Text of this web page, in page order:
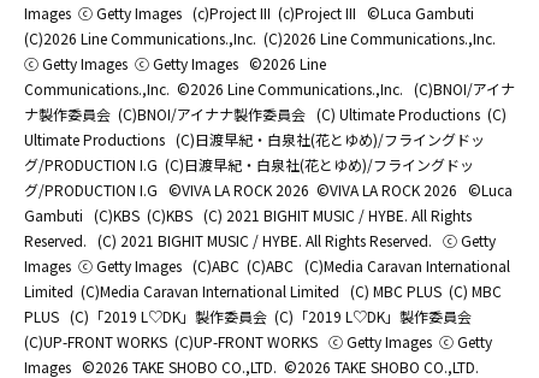
Images ⓒ Getty Images (c)Project III (c)Project III ©Luca Gambuti
(C)2026 Line Communications.,Inc. (C)2026 Line Communications.,Inc.
ⓒ Getty Images ⓒ Getty Images ©2026 Line
Communications.,Inc. ©2026 Line Communications.,Inc. (C)BNOI/アイナ
ナ製作委員会 (C)BNOI/アイナナ製作委員会 (C) Ultimate Productions (C)
Ultimate Productions (C)日渡早紀・白泉社(花とゆめ)/フライングドッ
グ/PRODUCTION I.G (C)日渡早紀・白泉社(花とゆめ)/フライングドッ
グ/PRODUCTION I.G ©️VIVA LA ROCK 2026 ©️VIVA LA ROCK 2026 ©Luca
Gambuti (C)KBS (C)KBS (C) 2021 BIGHIT MUSIC / HYBE. All Rights
Reserved. (C) 2021 BIGHIT MUSIC / HYBE. All Rights Reserved. ⓒ Getty
Images ⓒ Getty Images (C)ABC (C)ABC (C)Media Caravan International
Limited (C)Media Caravan International Limited (C) MBC PLUS (C) MBC
PLUS (C)「2019 L♡DK」製作委員会 (C)「2019 L♡DK」製作委員会
(C)UP-FRONT WORKS (C)UP-FRONT WORKS ⓒ Getty Images ⓒ Getty
Images ©2026 TAKE SHOBO CO.,LTD. ©2026 TAKE SHOBO CO.,LTD.